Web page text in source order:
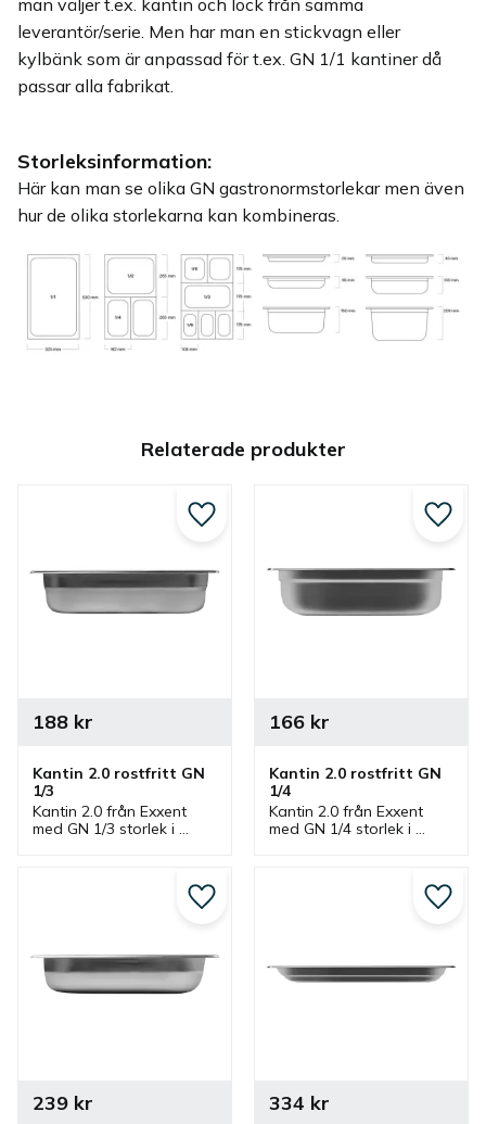
man väljer t.ex. kantin och lock från samma
leverantör/serie. Men har man en stickvagn eller
kylbänk som är anpassad för t.ex. GN 1/1 kantiner då
passar alla fabrikat.
Storleksinformation:
Här kan man se olika GN gastronormstorlekar men även
hur de olika storlekarna kan kombineras.
Relaterade produkter
Kantin 2.0 rostfritt GN
1/3
Kantin 2.0 från Exxent
med GN 1/3 storlek i
gastronormkantin som
188kr
Lägg till i favoriter
Kantin 2.0 rostfritt GN
1/4
Kantin 2.0 från Exxent
med GN 1/4 storlek i
gastronormkantin som
166kr
Lägg
239kr
Lägg till i favoriter
334 kr
Lägg